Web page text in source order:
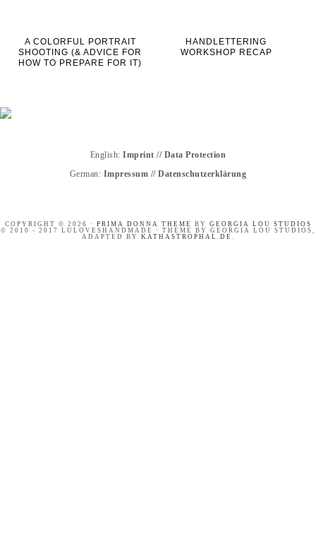
A COLORFUL PORTRAIT
SHOOTING (& ADVICE FOR
HOW TO PREPARE FOR IT)
HANDLETTERING
WORKSHOP RECAP
English:Imprint // Data Protection
German: Impressum //Datenschutzerklärung
COPYRIGHT © 2026 · PRIMA DONNA THEME BY GEORGIA LOU STUDIOS
© 2010 - 2017 LULOVESHANDMADE · THEME BY GEORGIA LOU STUDIOS,
ADAPTED BY KATHASTROPHAL.DE